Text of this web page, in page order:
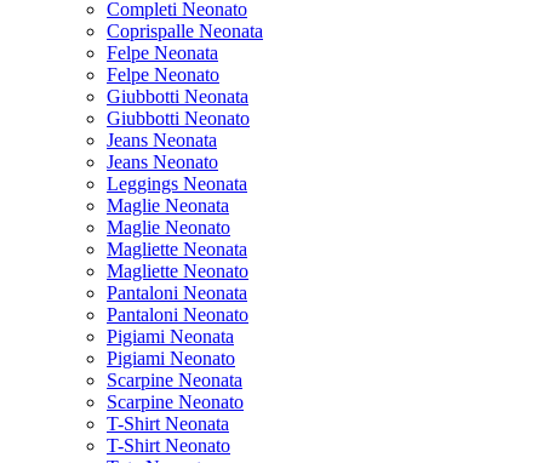
Completi Neonato
Coprispalle Neonata
Felpe Neonata
Felpe Neonato
Giubbotti Neonata
Giubbotti Neonato
Jeans Neonata
Jeans Neonato
Leggings Neonata
Maglie Neonata
Maglie Neonato
Magliette Neonata
Magliette Neonato
Pantaloni Neonata
Pantaloni Neonato
Pigiami Neonata
Pigiami Neonato
Scarpine Neonata
Scarpine Neonato
T-Shirt Neonata
T-Shirt Neonato